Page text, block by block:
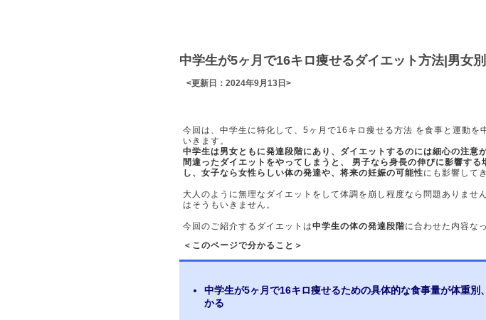
中学生が5ヶ月で16キロ痩せるダイエット方法|男女
<更新日：2024年9月13日>
今回は、中学生に特化して、5ヶ月で16キロ痩せる方法 を食事と運動を
いきます。
中学生は男女ともに発達段階にあり、ダイエットするのには細心の注意
間違ったダイエットをやってしまうと、 男子なら身長の伸びに影響する
し、女子なら女性らしい体の発達や、将来の妊娠の可能性にも影響して
大人のように無理なダイエットをして体調を崩し程度なら問題ありませ
はそうもいきません。
今回のご紹介するダイエットは中学生の体の発達段階に合わせた内容な
＜このページで分かること＞
中学生が5ヶ月で16キロ痩せるための具体的な食事量が体重別
かる